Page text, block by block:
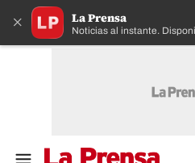
× La Prensa
Noticias al instante.